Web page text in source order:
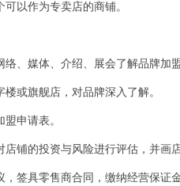
以作为专卖店的商铺。
络、媒体、介绍、展会了解品牌加盟
或旗舰店，对品牌深入了解。
申请表。
店铺的投资与风险进行评估，并画
，签具零售商合同，缴纳经营保证